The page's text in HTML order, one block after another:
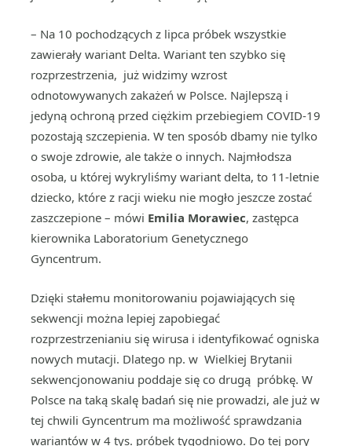
– Na 10 pochodzących z lipca próbek wszystkie
zawierały wariant Delta. Wariant ten szybko się
rozprzestrzenia, już widzimy wzrost
odnotowywanych zakażeń w Polsce. Najlepszą i
jedyną ochroną przed ciężkim przebiegiem COVID-19
pozostają szczepienia. W ten sposób dbamy nie tylko
o swoje zdrowie, ale także o innych. Najmłodsza
osoba, u której wykryliśmy wariant delta, to 11-letnie
dziecko, które z racji wieku nie mogło jeszcze zostać
zaszczepione – mówi Emilia Morawiec, zastępca
kierownika Laboratorium Genetycznego
Gyncentrum.
Dzięki stałemu monitorowaniu pojawiających się
sekwencji można lepiej zapobiegać
rozprzestrzenianiu się wirusa i identyfikować ogniska
nowych mutacji. Dlatego np. w Wielkiej Brytanii
sekwencjonowaniu poddaje się co drugą próbkę. W
Polsce na taką skalę badań się nie prowadzi, ale już w
tej chwili Gyncentrum ma możliwość sprawdzania
wariantów w 4 tys. próbek tygodniowo. Do tej pory